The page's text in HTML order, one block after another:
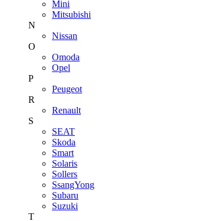
Mini
Mitsubishi
N
Nissan
O
Omoda
Opel
P
Peugeot
R
Renault
S
SEAT
Skoda
Smart
Solaris
Sollers
SsangYong
Subaru
Suzuki
T